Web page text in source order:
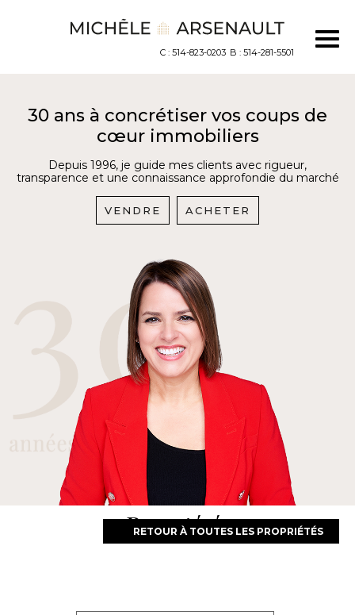
C : 514-823-0203 B : 514-281-5501
30 ans à concrétiser vos coups de
cœur immobiliers
Depuis 1996, je guide mes clients avec rigueur,
transparence et une connaissance approfondie du marché
VENDRE ACHETER
Propriétés
RETOUR À TOUTES LES PROPRIÉTÉS